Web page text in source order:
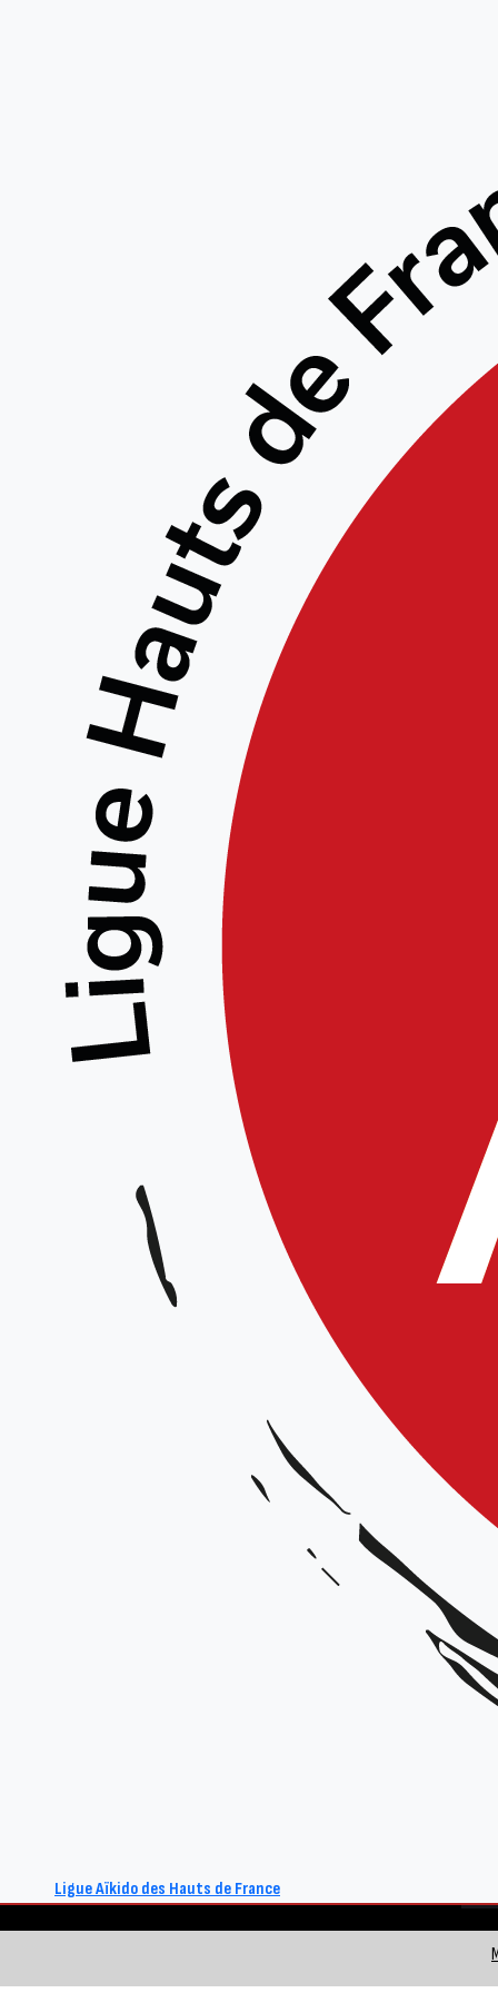
Ligue Aïkido des Hauts de France
Les élections du nouveau
week-end à Marseille, en
délégations.
La Ligue des Hauts de France
nouveau Comité Directeur de
particulièrement Didier Allouis,
l’ensemble des membres de son
La Ligue exprime son entière
à ses côtés pour contribuer,
de notre discipline.
REVENIR À LA LISTE DES ACTUALITÉS